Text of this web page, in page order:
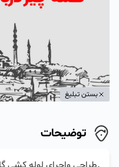
بستن تبلیغ
توضیحات